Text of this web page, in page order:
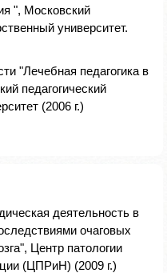
", Московский
университет.
"Лечебная педагогика в
педагогический
(2006 г.)
деятельность в
очаговых
Центр патологии
(ЦПРиН) (2009 г.)